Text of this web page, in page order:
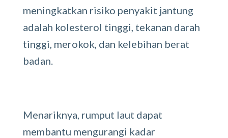
meningkatkan risiko penyakit jantung
adalah kolesterol tinggi, tekanan darah
tinggi, merokok, dan kelebihan berat
badan.
Menariknya, rumput laut dapat
membantu mengurangi kadar